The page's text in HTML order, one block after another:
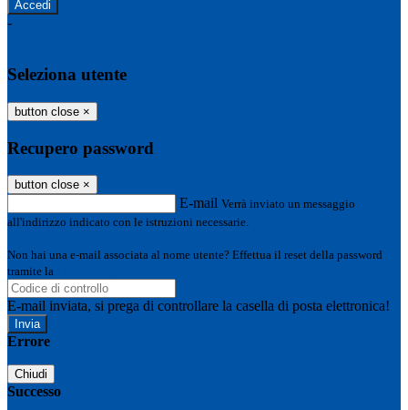
-
Seleziona utente
button close ×
Recupero password
button close ×
E-mail Verrà inviato un messaggio
all'indirizzo indicato con le istruzioni necessarie.
Non hai una e-mail associata al nome utente? Effettua il reset della password
tramite la
E-mail inviata, si prega di controllare la casella di posta elettronica!
Errore
Chiudi
Successo